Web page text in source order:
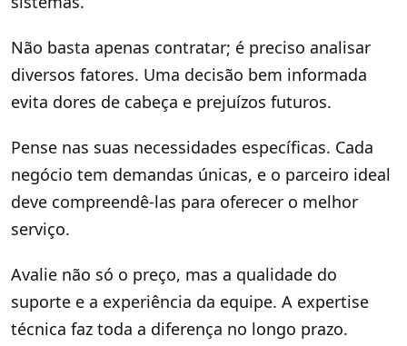
Não basta apenas contratar; é preciso analisar
diversos fatores. Uma decisão bem informada
evita dores de cabeça e prejuízos futuros.
Pense nas suas necessidades específicas. Cada
negócio tem demandas únicas, e o parceiro ideal
deve compreendê-las para oferecer o melhor
serviço.
Avalie não só o preço, mas a qualidade do
suporte e a experiência da equipe. A expertise
técnica faz toda a diferença no longo prazo.